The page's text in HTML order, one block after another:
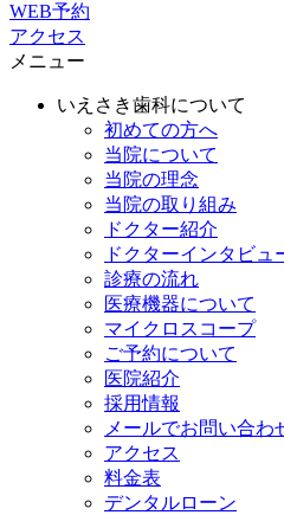
WEB予約
アクセス
メニュー
いえさき歯科について
初めての方へ
当院について
当院の理念
当院の取り組み
ドクター紹介
ドクターインタビュ
診療の流れ
医療機器について
マイクロスコープ
ご予約について
医院紹介
採用情報
メールでお問い合わ
アクセス
料金表
デンタルローン